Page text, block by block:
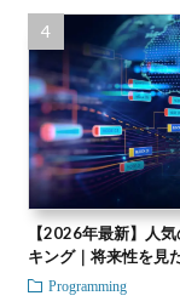
【2026年最新】人
キング｜将来性を見
Programming